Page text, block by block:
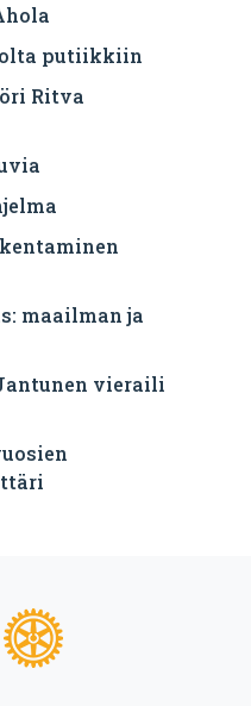
putiikkiin
Ritva
maailman ja
vieraili